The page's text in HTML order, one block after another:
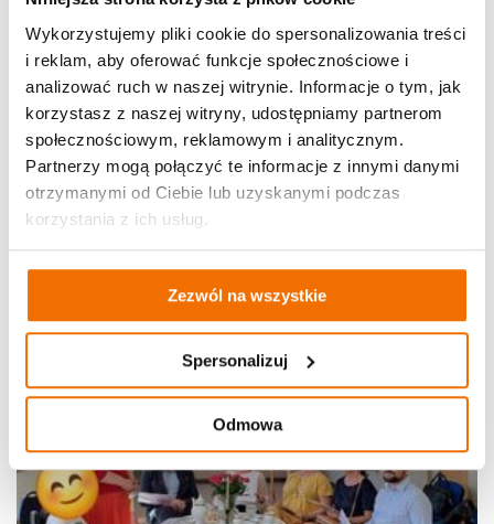
Wykorzystujemy pliki cookie do spersonalizowania treści
i reklam, aby oferować funkcje społecznościowe i
analizować ruch w naszej witrynie. Informacje o tym, jak
korzystasz z naszej witryny, udostępniamy partnerom
społecznościowym, reklamowym i analitycznym.
Partnerzy mogą połączyć te informacje z innymi danymi
otrzymanymi od Ciebie lub uzyskanymi podczas
korzystania z ich usług.
Zezwól na wszystkie
Spersonalizuj
Odmowa